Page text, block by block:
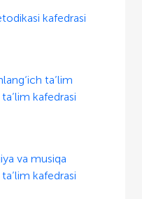
kafedrasi
ta’lim
kafedrasi
va musiqa
kafedrasi